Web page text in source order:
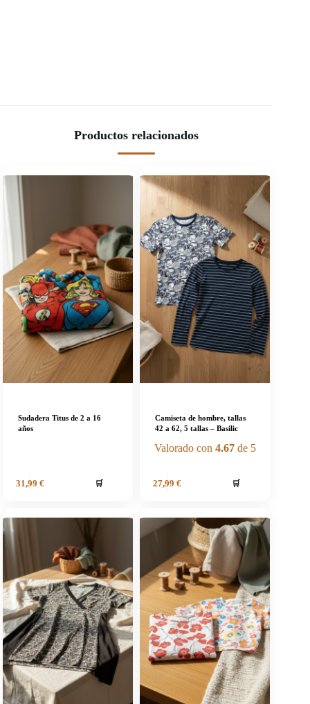
Productos relacionados
Sudadera Titus de 2 a 16
años
31,99 € 🛒
Camiseta de hombre, tallas
42 a 62, 5 tallas – Basilic
Valorado con 4.67de 5
27,99 € 🛒